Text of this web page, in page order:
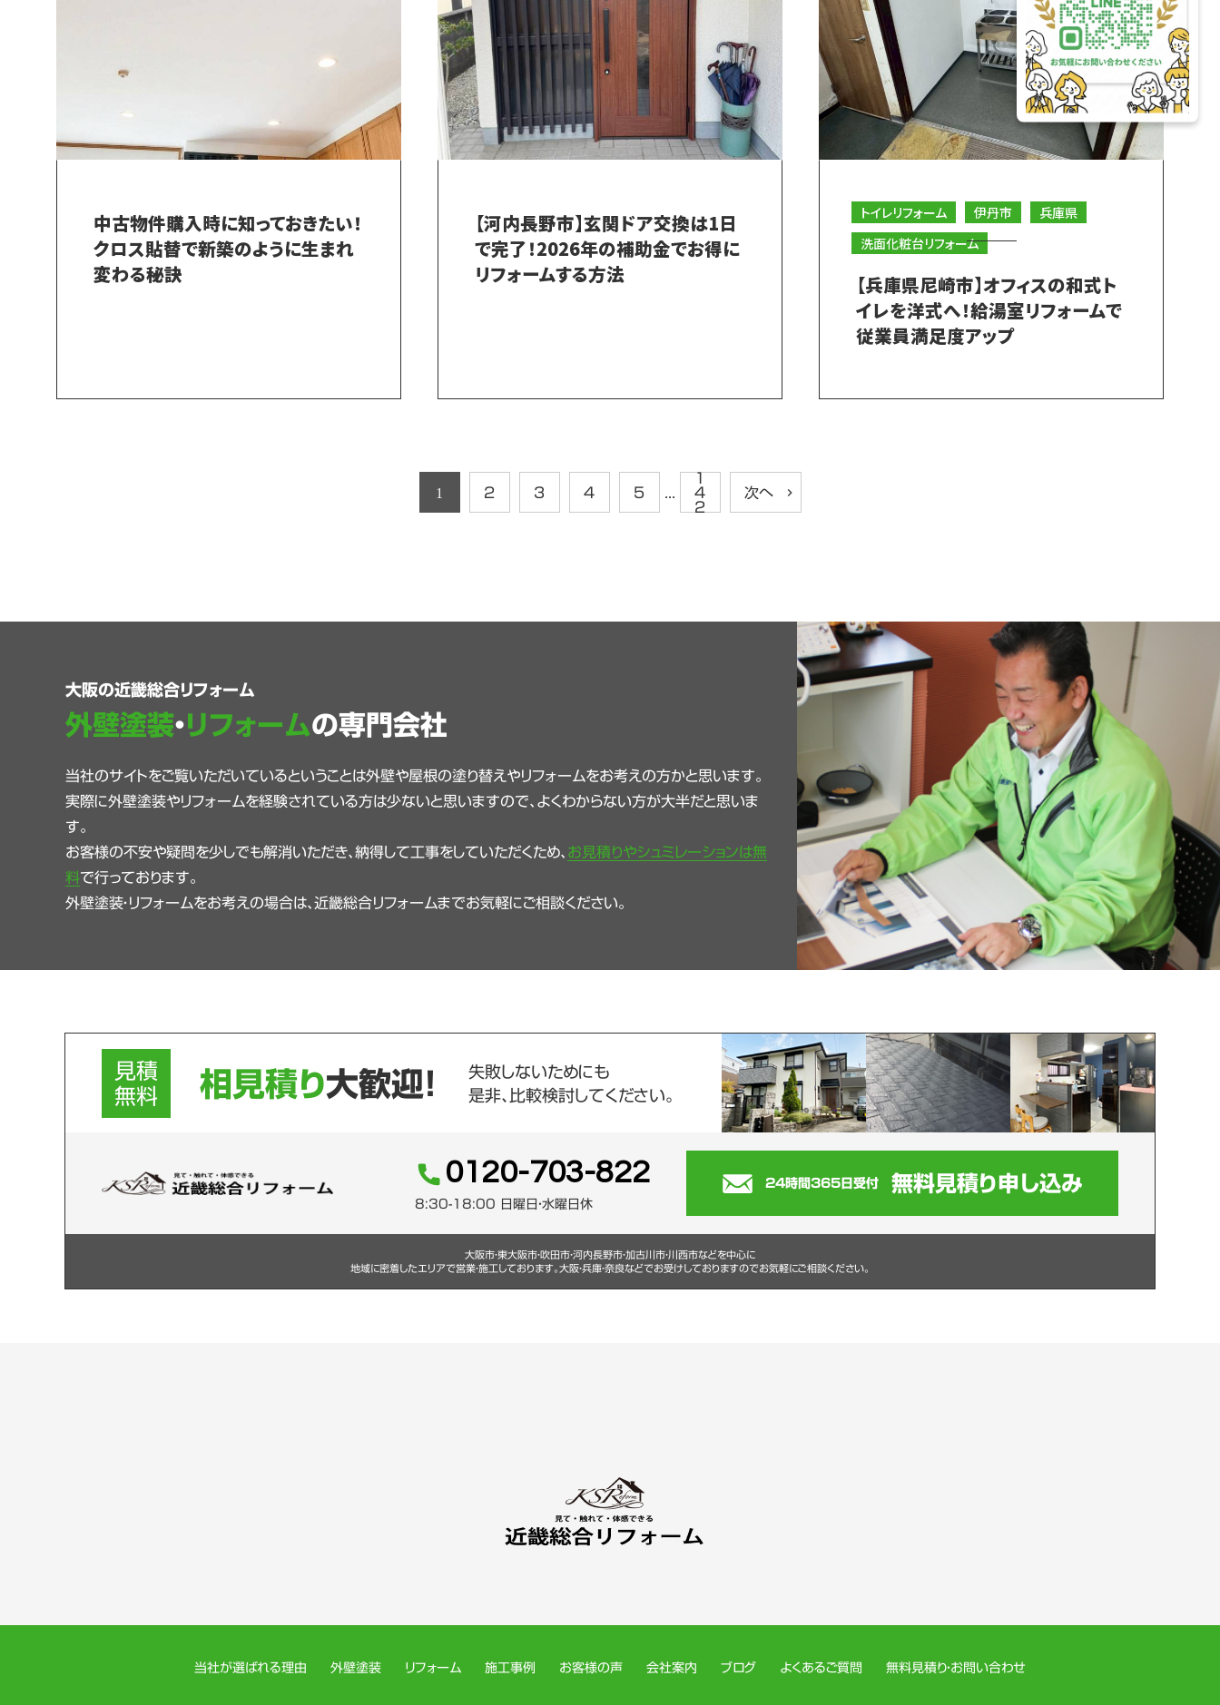
中古物件購入時に知っておきたい！
クロス貼替で新築のように生まれ
変わる秘訣
【河内長野市】玄関ドア交換は1日
で完了！2026年の補助金でお得に
リフォームする方法
トイレリフォーム 伊丹市
兵庫県
洗面化粧台リフォーム
【兵庫県尼崎市】オフィスの和式ト
イレを洋式へ！給湯室リフォームで
従業員満足度アップ
1 2 3 4 5
1
4
2
次へ
大阪の近畿総合リフォーム
外壁塗装・リフォームの専門会社
当社のサイトをご覧いただいているということは外壁や屋根の塗り替えやリフォームをお考えの方かと思います。
実際に外壁塗装やリフォームを経験されている方は少ないと思いますので、よくわからない方が大半だと思いま
す。
お客様の不安や疑問を少しでも解消いただき、納得して工事をしていただくため、 お見積りやシュミレーションは無
料で行っております。
外壁塗装・リフォームをお考えの場合は、近畿総合リフォームまでお気軽にご相談ください。
見積
無料
相見積り大歓迎！
失敗しないためにも
是非、比較検討してください。
0120-703-822
8:30-18:00 日曜日・水曜日休
24時間365日受付 無料見積り申し込み
大阪市・東大阪市・吹田市・河内長野市・加古川市・川西市などを中心に
地域に密着したエリアで営業・施工しております。大阪・兵庫・奈良などでお受けしておりますのでお気軽にご相談ください。
当社が選ばれる理由 外壁塗装 リフォーム 施工事例 お客様の声 会社案内 ブログ よくあるご質問 無料見積り・お問い合わせ